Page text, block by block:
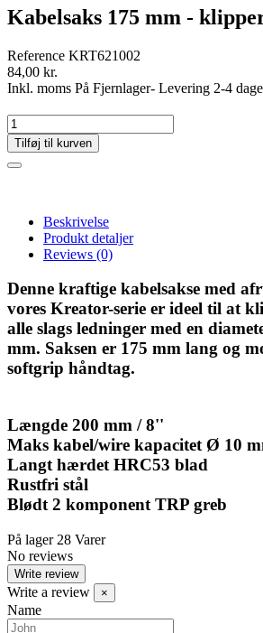
Kabelsaks 175 mm -
Reference KRT621002
84,00 kr.
Inkl. moms På Fjernlager- Levering 2-4 dage
Tilføj til kurven
Beskrivelse
Produkt detaljer
Reviews (0)
Denne kraftige kabelsakse med
vores Kreator-serie er ideel til at
alle slags ledninger med en
mm. Saksen er 175 mm lang og
softgrip håndtag.
Længde 200 mm / 8''
Maks kabel/wire kapacitet Ø 10
Langt hærdet HRC53 blad
Rustfri stål
Blødt 2 komponent TRP greb
På lager 28 Varer
No reviews
Write review
Write a review ×
Name